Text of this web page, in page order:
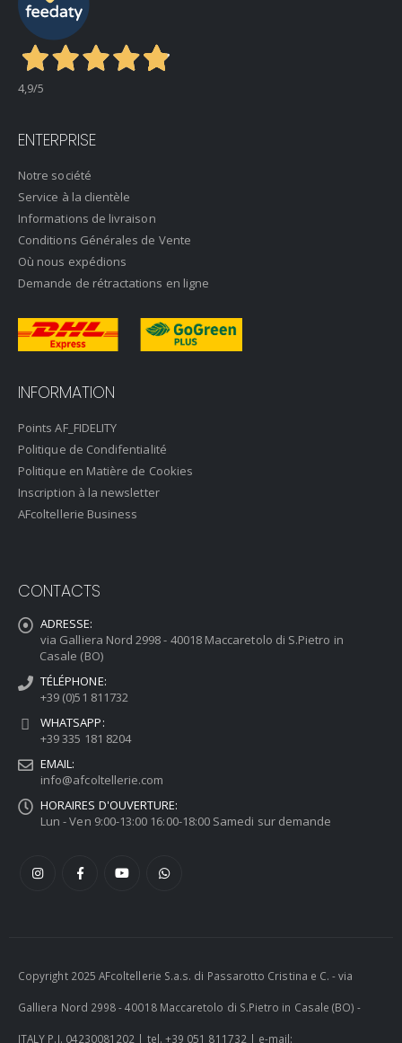
4,9/5
ENTERPRISE
Notre société
Service à la clientèle
Informations de livraison
Conditions Générales de Vente
Où nous expédions
Demande de rétractations en ligne
INFORMATION
Points AF_FIDELITY
Politique de Condifentialité
Politique en Matière de Cookies
Inscription à la newsletter
AFcoltellerie Business
CONTACTS
ADRESSE:
via Galliera Nord 2998 - 40018 Maccaretolo di S.Pietro in
Casale (BO)
TÉLÉPHONE:
+39 (0)51 811732
WHATSAPP:
+39 335 181 8204
EMAIL:
info@afcoltellerie.com
HORAIRES D'OUVERTURE:
Lun - Ven 9:00-13:00 16:00-18:00 Samedi sur demande
Copyright 2025 AFcoltellerie S.a.s. di Passarotto Cristina e C. - via
Galliera Nord 2998 - 40018 Maccaretolo di S.Pietro in Casale (BO) -
ITALY P.I. 04230081202 | tel. +39 051 811732 | e-mail: